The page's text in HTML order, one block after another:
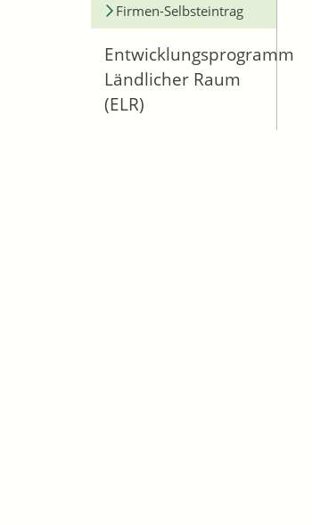
Firmen-Selbsteintrag
Entwicklungsprogramm
Ländlicher Raum
(ELR)